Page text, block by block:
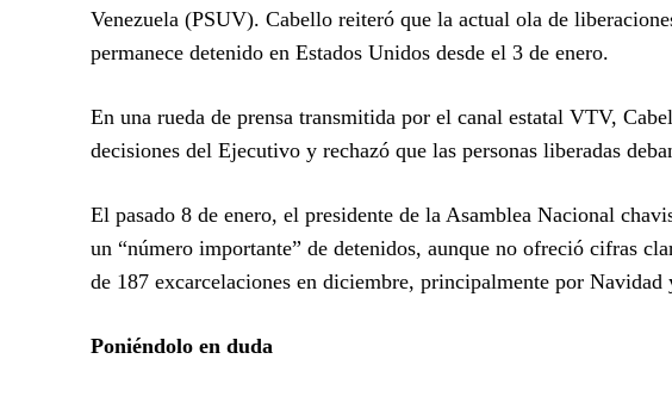
Venezuela (PSUV). Cabello reiteró que la actual ola de
permanece detenido en Estados Unidos desde el 3 de enero.
En una rueda de prensa transmitida por el canal estatal VTV,
decisiones del Ejecutivo y rechazó que las personas liberadas
El pasado 8 de enero, el presidente de la Asamblea Nacional
un “número importante” de detenidos, aunque no ofreció cifras
de 187 excarcelaciones en diciembre, principalmente por Navidad
Poniéndolo en duda